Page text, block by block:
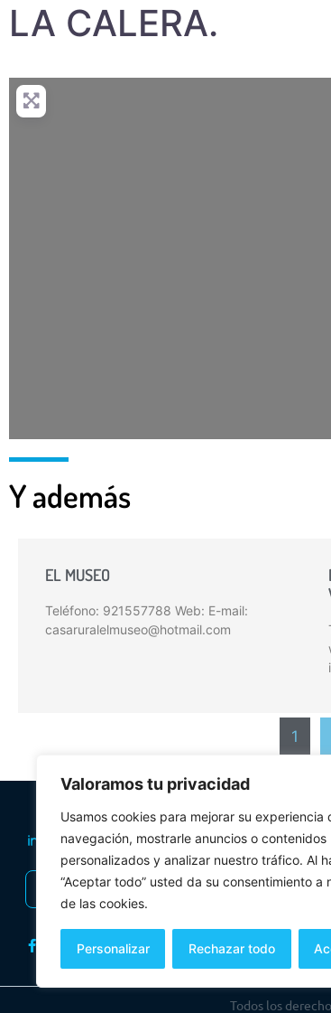
Valoramos tu privacidad
Usamos cookies para mejorar su experiencia
navegación, mostrarle anuncios o contenidos
personalizados y analizar nuestro tráfico. Al
“Aceptar todo” usted da su consentimiento a
de las cookies.
Personalizar Rechazar todo
LA CALERA.
Y además
EL MUSEO
Teléfono: 921557788 Web: E-mail:
casaruralelmuseo@hotmail.com
1
INSCRIBIRSE AL BOLETÍN
Todos los